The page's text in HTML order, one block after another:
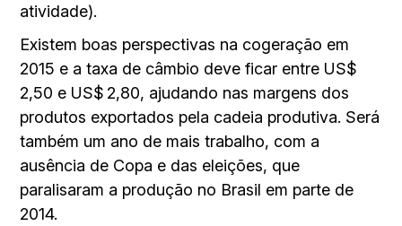
atividade).
Existem boas perspectivas na cogeração em
2015 e a taxa de câmbio deve ficar entre US$
2,50 e US$ 2,80, ajudando nas margens dos
produtos exportados pela cadeia produtiva. Será
também um ano de mais trabalho, com a
ausência de Copa e das eleições, que
paralisaram a produção no Brasil em parte de
2014.